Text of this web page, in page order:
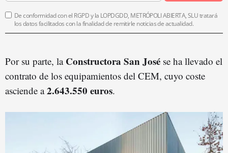
De conformidad con el RGPD y la LOPDGDD, METRÓPOLI ABIERTA, SLU tratará
los datos facilitados con la finalidad de remitirle noticias de actualidad.
Por su parte, la Constructora San José se ha llevado el
contrato de los equipamientos del CEM, cuyo coste
asciende a2.643.550 euros.